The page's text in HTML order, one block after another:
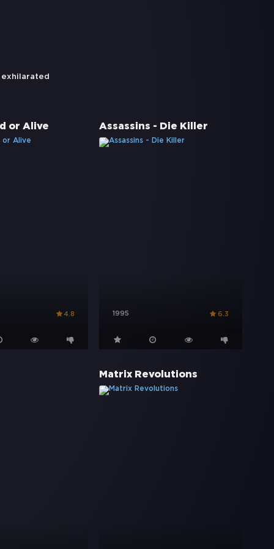
exhilarated
or Alive
4.8
Assassins - Die Killer
1995 6.3
Matrix Revolutions